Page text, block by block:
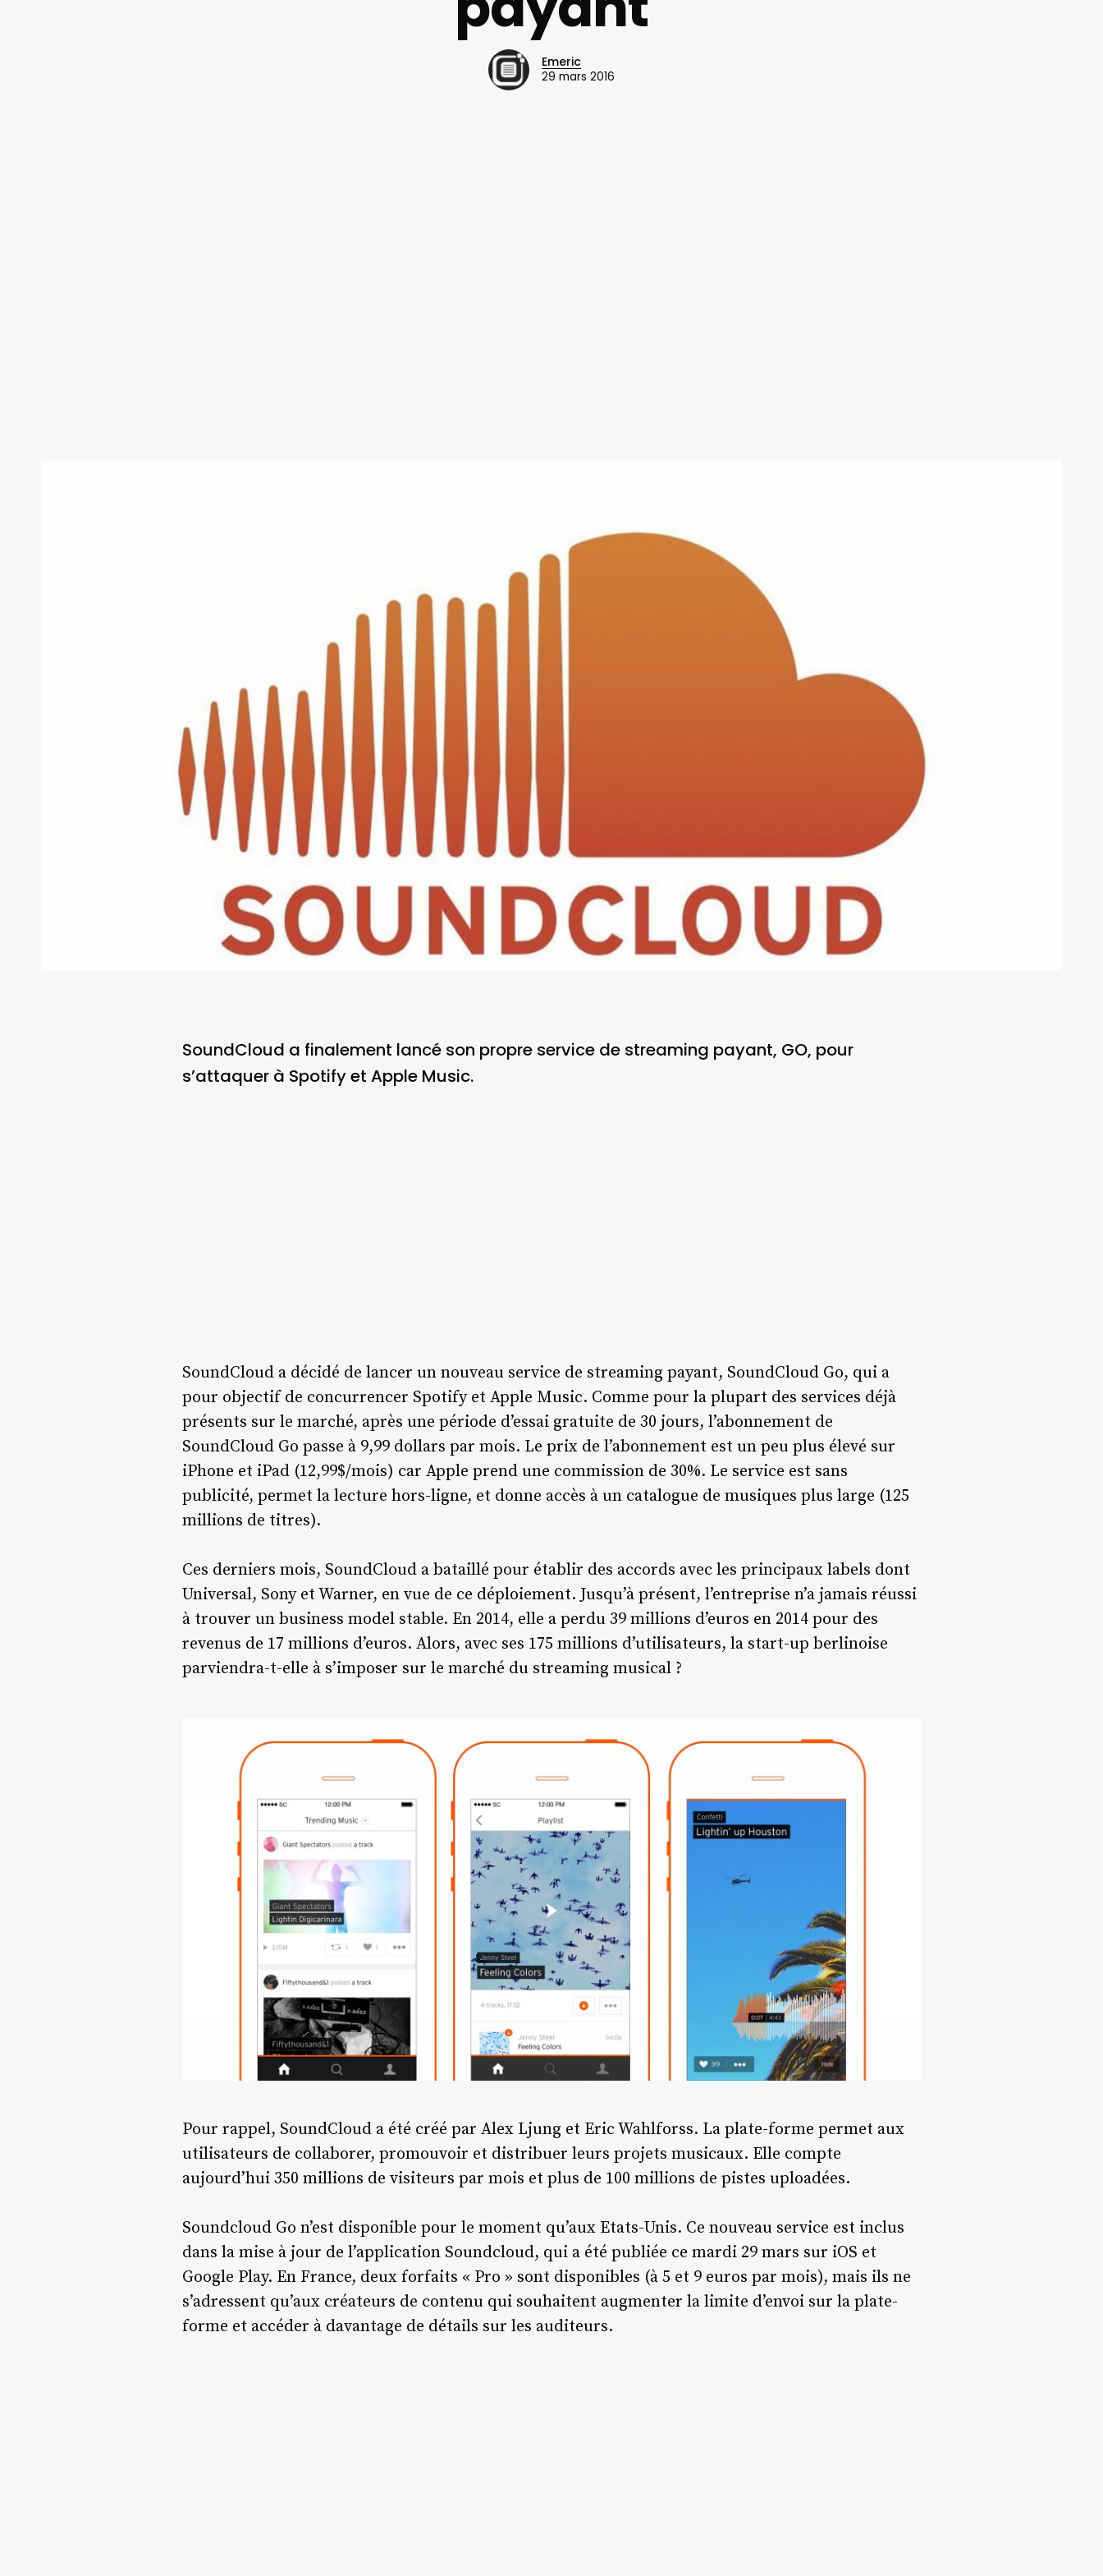
Emeric
29 mars 2016
SoundCloud a finalement lancé son propre service de streaming payant, GO, pour
s’attaquer à Spotify et Apple Music.
SoundCloud a décidé de lancer un nouveau service de streaming payant, SoundCloud Go, qui a
pour objectif de concurrencer Spotify et Apple Music. Comme pour la plupart des services déjà
présents sur le marché, après une période d’essai gratuite de 30 jours, l’abonnement de
SoundCloud Go passe à 9,99 dollars par mois. Le prix de l’abonnement est un peu plus élevé sur
iPhone et iPad (12,99$/mois) car Apple prend une commission de 30%. Le service est sans
publicité, permet la lecture hors-ligne, et donne accès à un catalogue de musiques plus large (125
millions de titres).
Ces derniers mois, SoundCloud a bataillé pour établir des accords avec les principaux labels dont
Universal, Sony et Warner, en vue de ce déploiement. Jusqu’à présent, l’entreprise n’a jamais réussi
à trouver un business model stable. En 2014, elle a perdu 39 millions d’euros en 2014 pour des
revenus de 17 millions d’euros. Alors, avec ses 175 millions d’utilisateurs, la start-up berlinoise
parviendra-t-elle à s’imposer sur le marché du streaming musical ?
Pour rappel, SoundCloud a été créé par Alex Ljung et Eric Wahlforss. La plate-forme permet aux
utilisateurs de collaborer, promouvoir et distribuer leurs projets musicaux. Elle compte
aujourd’hui 350 millions de visiteurs par mois et plus de 100 millions de pistes uploadées.
Soundcloud Go n’est disponible pour le moment qu’aux Etats-Unis. Ce nouveau service est inclus
dans la mise à jour de l’application Soundcloud, qui a été publiée ce mardi 29 mars sur iOS et
Google Play. En France, deux forfaits « Pro » sont disponibles (à 5 et 9 euros par mois), mais ils ne
s’adressent qu’aux créateurs de contenu qui souhaitent augmenter la limite d’envoi sur la plate-
forme et accéder à davantage de détails sur les auditeurs.